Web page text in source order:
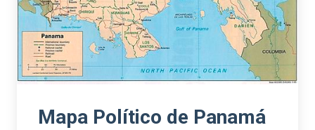
Mapa Político de Panamá